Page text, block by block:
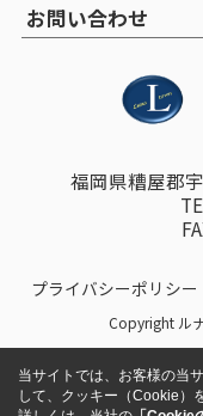
お問い合わせ
福岡県糟屋郡
プライバシーポリシー
Copyright ル
当サイトでは、お客様の当
して、クッキー（Cookie）